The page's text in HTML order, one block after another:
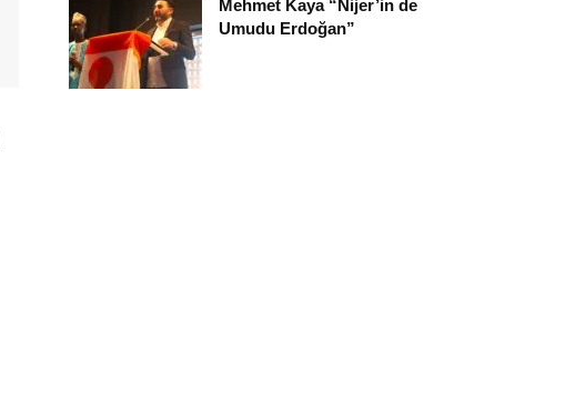
Mehmet Kaya “Nijer’in de
Umudu Erdoğan”